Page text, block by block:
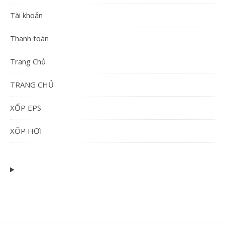
Tài khoản
Thanh toán
Trang Chủ
TRANG CHỦ
XỐP EPS
XÔP HƠI